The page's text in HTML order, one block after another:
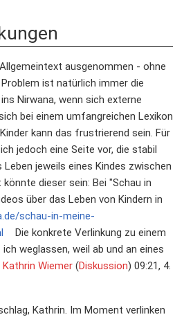
ausgenommen - ohne
ist natürlich immer die
Nirwana, wenn sich externe
bei einem umfangreichen Lexikon
kann das frustrierend sein. Für
jedoch eine Seite vor, die stabil
jeweils eines Kindes zwischen
dieser sein: Bei "Schau in
über das Leben von Kindern in
schau-in-meine-
Die konkrete Verlinkung zu einem
weglassen, weil ab und an eines
Kathrin Wiemer (Diskussion) 09:21, 4.
Kathrin. Im Moment verlinken